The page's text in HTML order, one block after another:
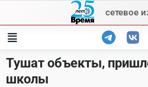
content
сетевое
Тушат объекты,
школы